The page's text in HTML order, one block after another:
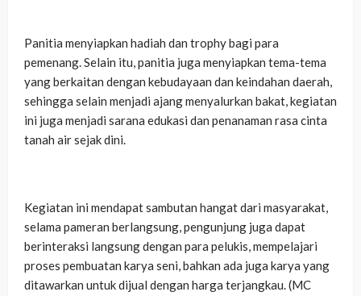
‎Panitia menyiapkan hadiah dan trophy bagi para
pemenang. Selain itu, panitia juga menyiapkan tema-tema
yang berkaitan dengan kebudayaan dan keindahan daerah,
sehingga selain menjadi ajang menyalurkan bakat, kegiatan
ini juga menjadi sarana edukasi dan penanaman rasa cinta
tanah air sejak dini.
‎Kegiatan ini mendapat sambutan hangat dari masyarakat,
selama pameran berlangsung, pengunjung juga dapat
berinteraksi langsung dengan para pelukis, mempelajari
proses pembuatan karya seni, bahkan ada juga karya yang
ditawarkan untuk dijual dengan harga terjangkau. (MC